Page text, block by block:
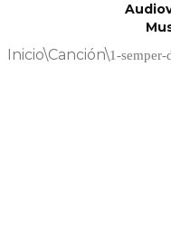
Inicio\Canción\1-